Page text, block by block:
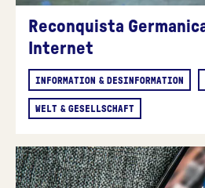
Reconquista
Internet
INFORMATION & DESINFORMATION
WELT & GESELLSCHAFT